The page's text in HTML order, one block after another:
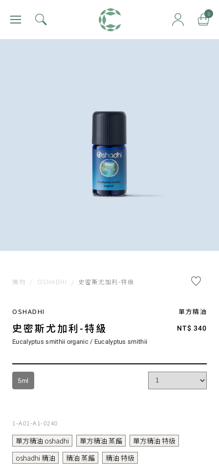
肯園 Canjune 0
購物 / OSHADHI / 史密斯尤加利-特級
OSHADHI 單方精油
史密斯尤加利-特級 NT$ 340
Eucalyptus smithii organic / Eucalyptus smithii
5ml
1-A01-A1-0240
單方精油 oshadhi 單方精油 蒸餾
單方精油 特級
oshadhi 精油
精油 蒸餾
精油 特級